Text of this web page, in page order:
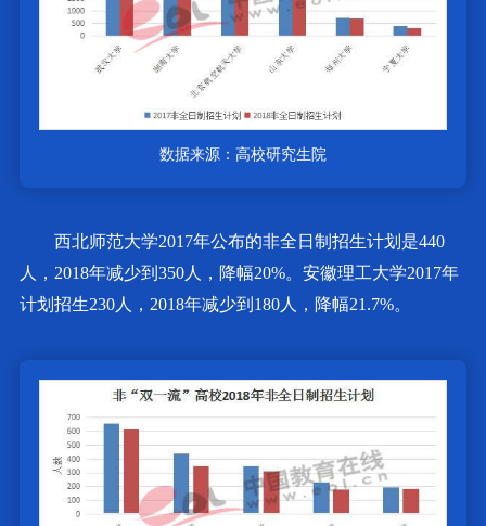
数据来源：高校研究生院
西北师范大学2017年公布的非全日制招生计划是440
人，2018年减少到350人，降幅20%。安徽理工大学2017年
计划招生230人，2018年减少到180人，降幅21.7%。